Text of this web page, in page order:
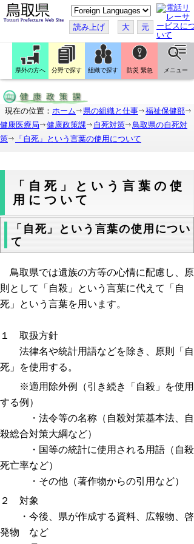
こ
の
ペ
ー
ジ
翻
訳
す
読み上げ 大 元
県外の方へ 分野で探す 組織で探す 防災 緊急 メニュー
現在の位置： ホーム 県の組織と仕事
福祉保健部
健康医療局
健康政策課 自死対策
鳥取県の自死対
策
「自死」という言葉の使用について
「自死」という言葉の使
用について
「自死」という言葉の使用につい
て
鳥取県では遺族の方等の心情に配慮し、原
則として「自殺」という言葉に代えて「自
死」という言葉を用います。
１ 取扱方針
法律名や統計用語などを除き、原則「自
死」を使用する。
※適用除外例（引き続き「自殺」を使用
する例）
・法令等の名称（自殺対策基本法、自
殺総合対策大綱など）
・国等の統計に使用される用語（自殺
死亡率など）
・その他（著作物からの引用など）
２ 対象
・今後、県が作成する資料、広報物、啓
発物 など